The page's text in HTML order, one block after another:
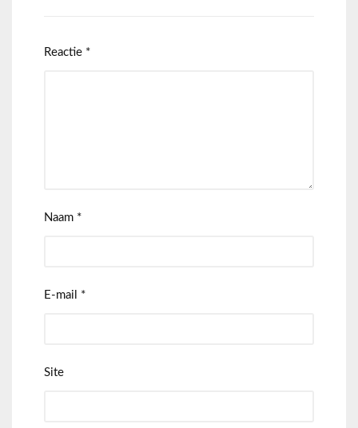
Reactie *
Naam *
E-mail *
Site